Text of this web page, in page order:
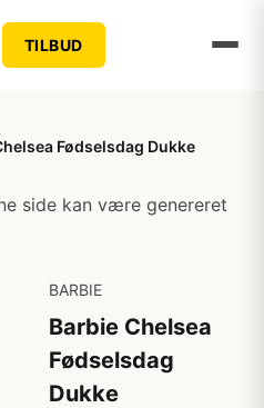
TILBUD
Fødselsdag Dukke
side kan være genereret
BARBIE
Barbie Chelsea
Fødselsdag
Dukke